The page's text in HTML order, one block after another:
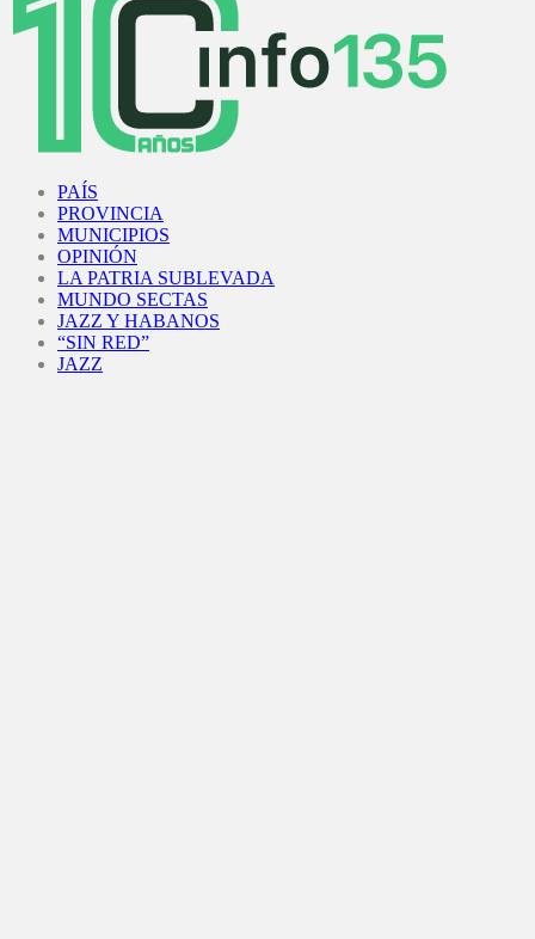
PAÍS
PROVINCIA
MUNICIPIOS
OPINIÓN
LA PATRIA SUBLEVADA
MUNDO SECTAS
JAZZ Y HABANOS
“SIN RED”
JAZZ